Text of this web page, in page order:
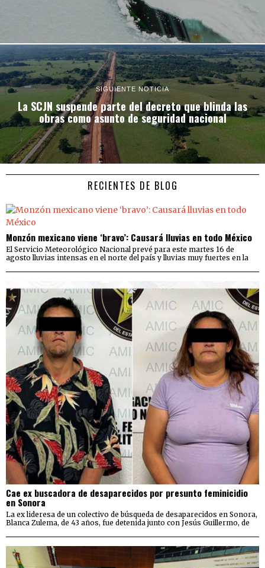
SIGUIENTE NOTICIA
La SCJN suspende parte del decreto que blinda las
obras como asunto de seguridad nacional
RECIENTES DE BLOG
Monzón mexicano viene ‘bravo’: Causará lluvias en todo México
El Servicio Meteorológico Nacional prevé para este martes 16 de
agosto lluvias intensas en el norte del país y lluvias muy fuertes en la
Cae ex buscadora de desaparecidos por presunto feminicidio
en Sonora
La ex lideresa de un colectivo de búsqueda de desaparecidos en Sonora,
Blanca Zulema, de 43 años, fue detenida junto con Jesús Guillermo, de